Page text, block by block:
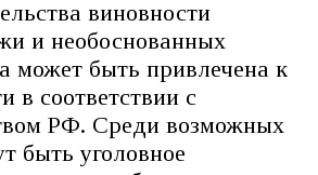
виновности
и необоснованных
может быть привлечена к
в соответствии с
РФ. Среди возможных
быть уголовное